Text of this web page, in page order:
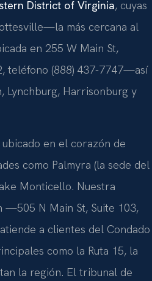
District of Virginia, cuyas
más cercana al
en 255 W Main St,
teléfono (888) 437-7747—así
Lynchburg, Harrisonburg y
en el corazón de
como Palmyra (la sede del
Monticello. Nuestra
—505 N Main St, Suite 103,
a clientes del Condado
como la Ruta 15, la
la región. El tribunal de